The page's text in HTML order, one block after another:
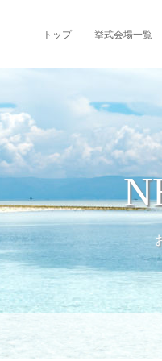
トップ 挙式会場一覧